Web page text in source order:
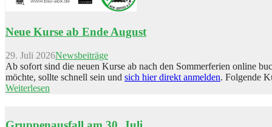
Neue Kurse ab Ende August
29. Juli 2026Newsbeiträge
Ab sofort sind die neuen Kurse ab nach den Sommerferien online
möchte, sollte schnell sein und sich hier direkt anmelden. Folgende
Weiterlesen